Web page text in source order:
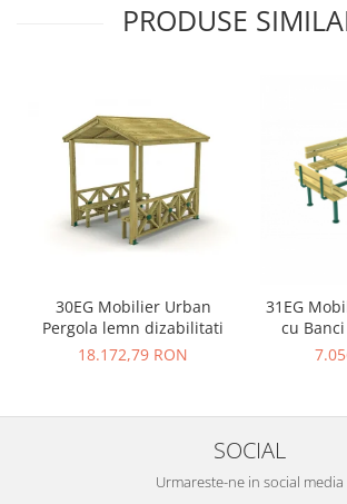
PRODUSE
30EG Mobilier Urban
Pergola lemn dizabilitati
18.172,79 RON
31EG
cu
SOCIAL
Urmareste-ne in social media